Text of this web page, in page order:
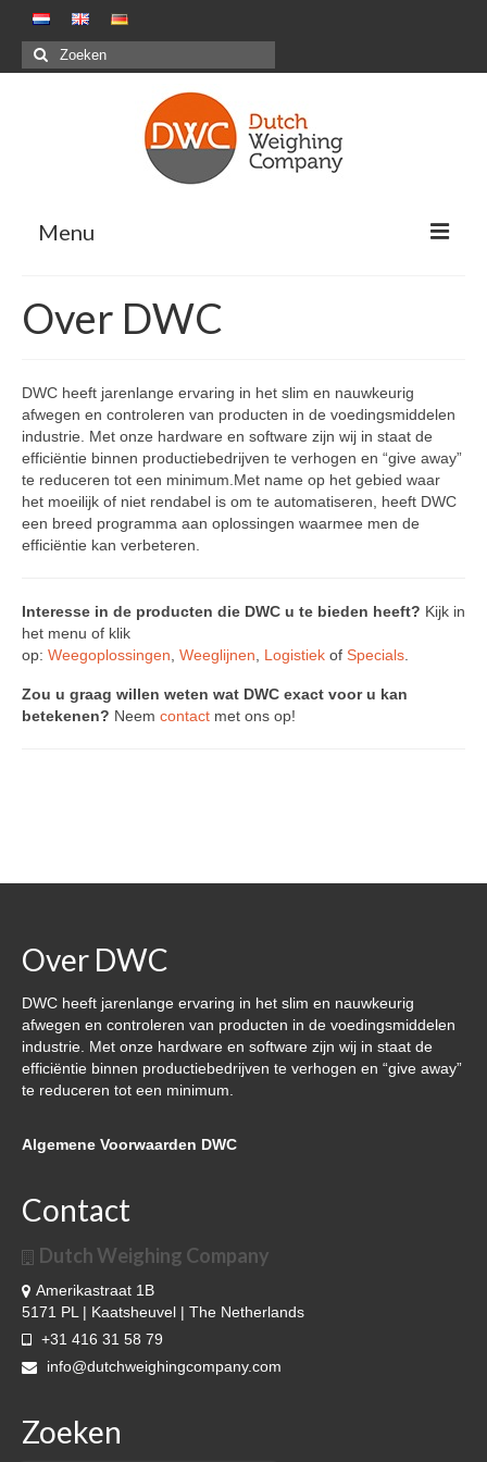
Zoeken
naar:
Menu
Positieve weegsystemen – Pakstations G&F
Combinatiewegen
Maatwerkprojecten
DWC-CS – Telsysteem
DWC5.7 – Positief wegen
DWC5.10 – Negatief wegen
MS5.22 – Combinatieweger
Cloud Software – Panorama
Over DWC
Nieuws
Referenties & klanten
Contact
Over DWC
DWC heeft jarenlange ervaring in het slim en nauwkeurig
afwegen en controleren van producten in de voedingsmiddelen
industrie. Met onze hardware en software zijn wij in staat de
efficiëntie binnen productiebedrijven te verhogen en “give away”
te reduceren tot een minimum.Met name op het gebied waar
het moeilijk of niet rendabel is om te automatiseren, heeft DWC
een breed programma aan oplossingen waarmee men de
efficiëntie kan verbeteren.
Interesse in de producten die DWC u te bieden heeft? Kijk in
het menu of klik
op: Weegoplossingen Weeglijnen Logistiek of Specials
Zou u graag willen weten wat DWC exact voor u kan
betekenen? Neem contact met ons op!
Over DWC
DWC heeft jarenlange ervaring in het slim en nauwkeurig
afwegen en controleren van producten in de voedingsmiddelen
industrie. Met onze hardware en software zijn wij in staat de
efficiëntie binnen productiebedrijven te verhogen en “give away”
te reduceren tot een minimum.
Algemene Voorwaarden DWC
Contact
Dutch Weighing Company
Amerikastraat 1B
5171 PL | Kaatsheuvel | The Netherlands
+31 416 31 58 79
info@dutchweighingcompany.com
Zoeken